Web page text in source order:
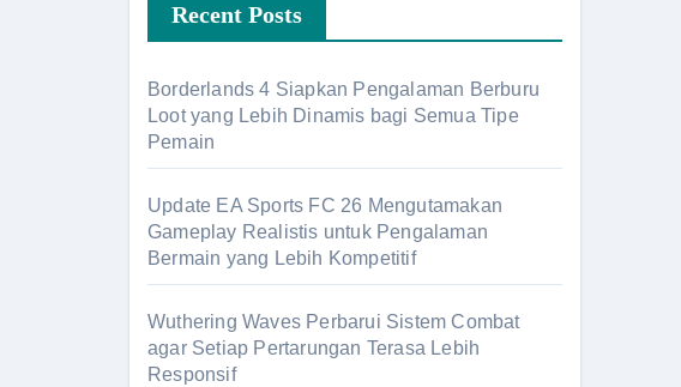
Recent Posts
Borderlands 4 Siapkan Pengalaman Berburu
Loot yang Lebih Dinamis bagi Semua Tipe
Pemain
Update EA Sports FC 26 Mengutamakan
Gameplay Realistis untuk Pengalaman
Bermain yang Lebih Kompetitif
Wuthering Waves Perbarui Sistem Combat
agar Setiap Pertarungan Terasa Lebih
Responsif